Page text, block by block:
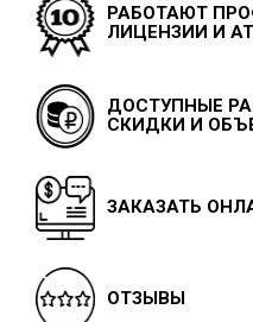
РАБОТАЮТ
ЛИЦЕНЗИИ И
ДОСТУПНЫЕ
СКИДКИ И
ЗАКАЗАТЬ
ОТЗЫВЫ